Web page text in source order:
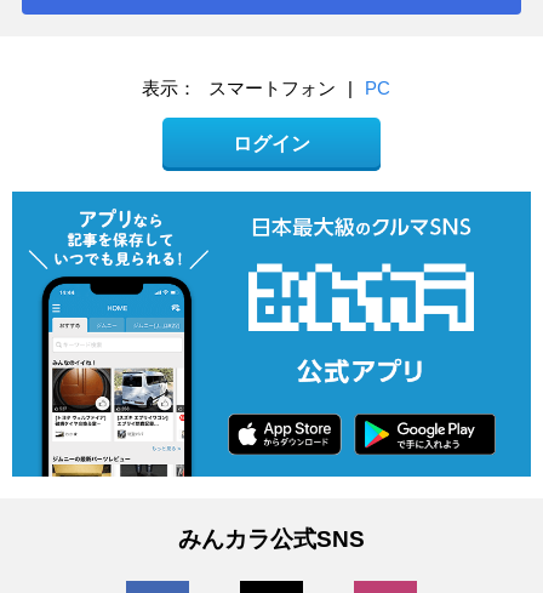
表示： スマートフォン | PC
ログイン
みんカラ公式SNS